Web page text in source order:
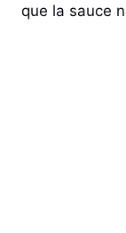
que la sauce